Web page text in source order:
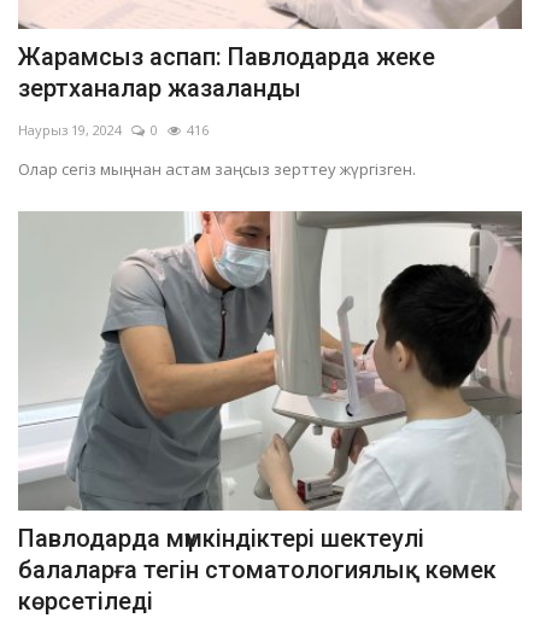
Жарамсыз аспап: Павлодарда жеке
зертханалар жазаланды
Наурыз 19, 2024 0 416
Олар сегіз мыңнан астам заңсыз зерттеу жүргізген.
Павлодарда мүмкіндіктері шектеулі
балаларға тегін стоматологиялық көмек
көрсетіледі